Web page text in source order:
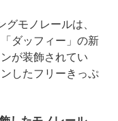
モノレールは、
ダッフィー」の新
が装飾されてい
したフリーきっぷ